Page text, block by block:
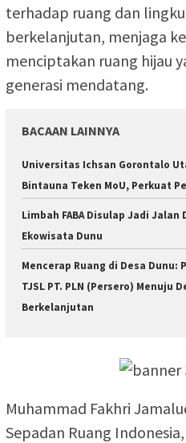
terhadap ruang dan
berkelanjutan, menjaga
menciptakan ruang hijau
generasi mendatang.
BACAAN LAINNYA
Universitas Ichsan Gorontalo
Bintauna Teken MoU, Perkuat
Limbah FABA Disulap Jadi Jalan
Ekowisata Dunu
Mencerap Ruang di Desa
TJSL PT. PLN (Persero) Menuju
Berkelanjutan
Muhammad Fakhri
Sepadan Ruang